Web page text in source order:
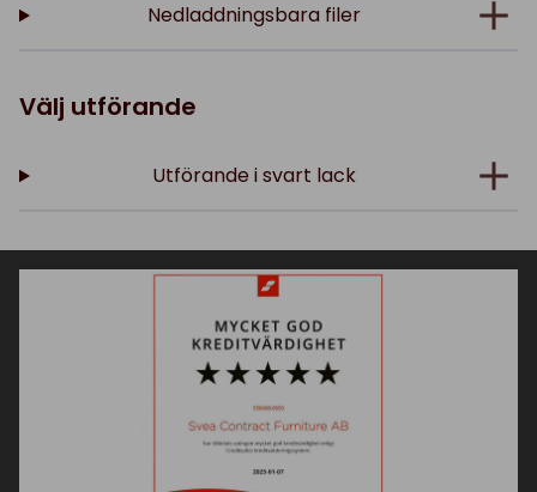
Nedladdningsbara filer
Välj utförande
Utförande i svart lack